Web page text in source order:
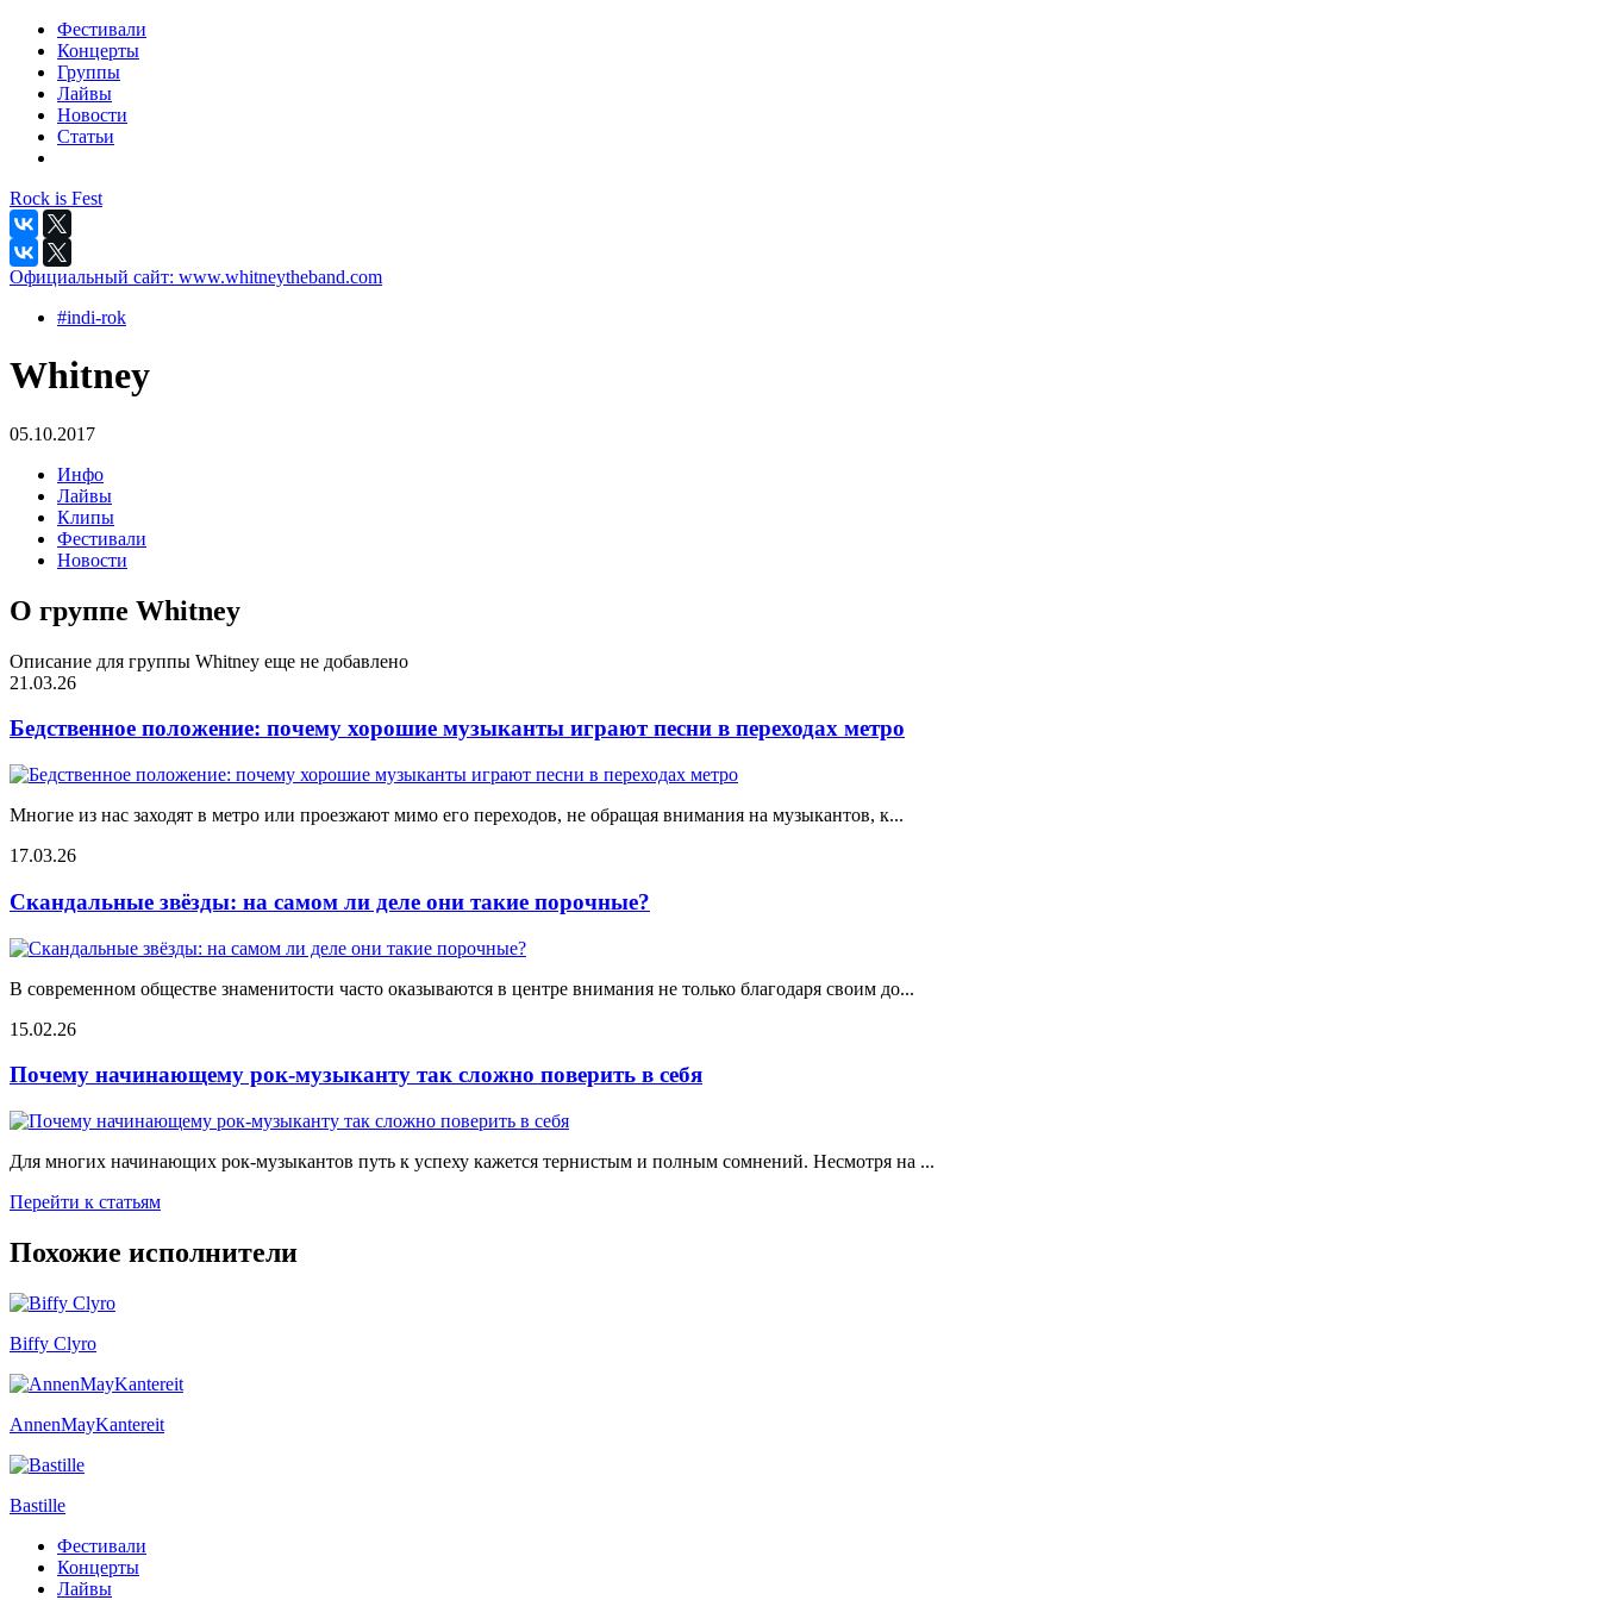
Фестивали
Концерты
Группы
Лайвы
Новости
Статьи
Rock is Fest
Официальный сайт: www.whitneytheband.com
#indi-rok
Whitney
05.10.2017
Инфо
Лайвы
Клипы
Фестивали
Новости
О группе Whitney
Описание для группы Whitney еще не добавлено
21.03.26
Бедственное положение: почему хорошие музыканты играют песни в переходах метро
Многие из нас заходят в метро или проезжают мимо его переходов, не обращая внимания на музыкантов, к...
17.03.26
Скандальные звёзды: на самом ли деле они такие порочные?
В современном обществе знаменитости часто оказываются в центре внимания не только благодаря своим до...
15.02.26
Почему начинающему рок-музыканту так сложно поверить в себя
Для многих начинающих рок-музыкантов путь к успеху кажется тернистым и полным сомнений. Несмотря на ...
Перейти к статьям
Похожие исполнители
Biffy Clyro
AnnenMayKantereit
Bastille
Фестивали
Концерты
Лайвы